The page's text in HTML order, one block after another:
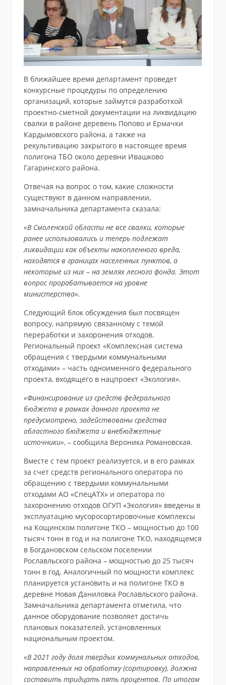
В ближайшее время департамент проведет
конкурсные процедуры по определению
организаций, которые займутся разработкой
проектно-сметной документации на ликвидацию
свалки в районе деревень Попово и Ермачки
Кардымовского района, а также на
рекультивацию закрытого в настоящее время
полигона ТБО около деревни Ивашково
Гагаринского района.
Отвечая на вопрос о том, какие сложности
существуют в данном направлении,
замначальника департамента сказала:
«В Смоленской области не все свалки, которые
ранее использовались и теперь подлежат
ликвидации как объекты накопленного вреда,
находятся в границах населенных пунктов, а
некоторые из них – на землях лесного фонда. Этот
вопрос прорабатывается на уровне
министерства».
Следующий блок обсуждения был посвящен
вопросу, напрямую связанному с темой
переработки и захоронения отходов.
Региональный проект «Комплексная система
обращения с твердыми коммунальными
отходами» – часть одноименного федерального
проекта, входящего в нацпроект «Экология».
«Финансирование из средств федерального
бюджета в рамках данного проекта не
предусмотрено, задействованы средства
областного бюджета и внебюджетные
источники», – сообщила Вероника Романовская.
Вместе с тем проект реализуется, и в его рамках
за счет средств регионального оператора по
обращению с твердыми коммунальными
отходами АО «СпецАТХ» и оператора по
захоронению отходов ОГУП «Экология» введены в
эксплуатацию мусоросортировочные комплексы
на Кощинском полигоне ТКО – мощностью до 100
тысяч тонн в год и на полигоне ТКО, находящемся
в Богдановском сельском поселении
Рославльского района – мощностью до 25 тысяч
тонн в год. Аналогичный по мощности комплекс
планируется установить и на полигоне ТКО в
деревне Новая Даниловка Рославльского района.
Замначальника департамента отметила, что
данное оборудование позволяет достичь
плановых показателей, установленных
национальным проектом.
«В 2021 году доля твердых коммунальных отходов,
направленных на обработку (сортировку), должна
составить тридцать пять процентов. По итогам